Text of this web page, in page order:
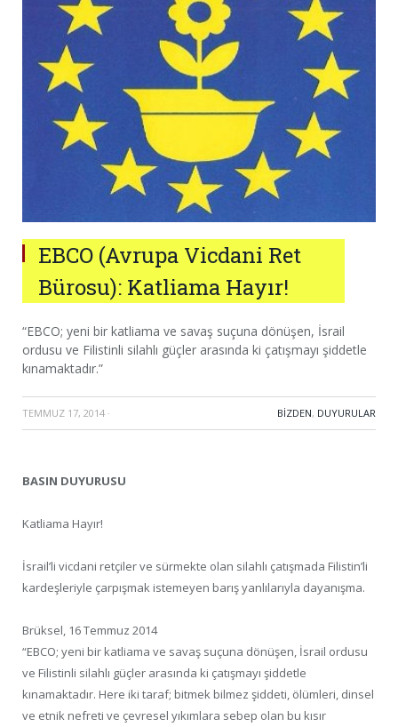
EBCO (Avrupa Vicdani Ret
Bürosu): Katliama Hayır!
“EBCO; yeni bir katliama ve savaş suçuna dönüşen, İsrail
ordusu ve Filistinli silahlı güçler arasında ki çatışmayı şiddetle
kınamaktadır.”
TEMMUZ 17, 2014 · BIZDEN, DUYURULAR
BASIN DUYURUSU
Katliama Hayır!
İsrail’li vicdani retçiler ve sürmekte olan silahlı çatışmada Filistin’li
kardeşleriyle çarpışmak istemeyen barış yanlılarıyla dayanışma.
Brüksel, 16 Temmuz 2014
“EBCO; yeni bir katliama ve savaş suçuna dönüşen, İsrail ordusu
ve Filistinli silahlı güçler arasında ki çatışmayı şiddetle
kınamaktadır. Here iki taraf; bitmek bilmez şiddeti, ölümleri, dinsel
ve etnik nefreti ve çevresel yıkımlara sebep olan bu kısır